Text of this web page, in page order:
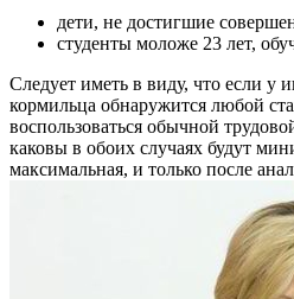
дети, не достигшие
студенты моложе 23 лет,
Следует иметь в виду, что если у
кормильца обнаружится любой
воспользоваться обычной
каковы в обоих случаях будут
максимальная, и только после